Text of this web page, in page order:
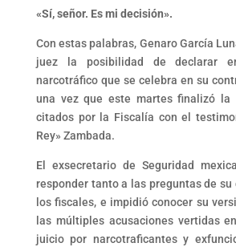
«Sí, señor. Es mi decisión».
Con estas palabras, Genaro García
juez la posibilidad de declarar
narcotráfico que se celebra en su
una vez que este martes finalizó
citados por la Fiscalía con el
Rey» Zambada.
El exsecretario de Seguridad
responder tanto a las preguntas de su
los fiscales, e impidió conocer su
las múltiples acusaciones vertidas
juicio por narcotraficantes y